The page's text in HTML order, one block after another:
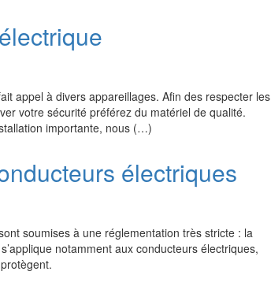
appel à divers appareillages. Afin des respecter les
votre sécurité préférez du matériel de qualité.
importante, nous (…)
électriques
soumises à une réglementation très stricte : la
notamment aux conducteurs électriques,